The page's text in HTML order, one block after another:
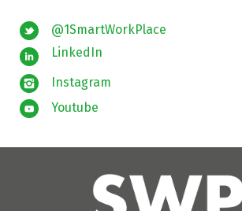
@1SmartWorkPlace
LinkedIn
Instagram
Youtube